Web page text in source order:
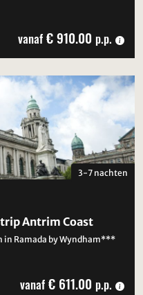
vanaf € 910.00 p.p.
Antrim Coast
Ramada by Wyndham***
3-7 nachten
vanaf € 611.00 p.p.